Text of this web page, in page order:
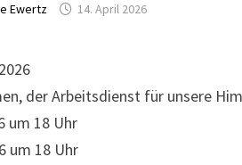
Ewertz 14. April 2026
der Arbeitsdienst für unsere
um 18 Uhr
um 18 Uhr